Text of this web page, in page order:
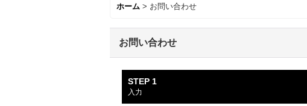
ホーム > お問い合わせ
お問い合わせ
STEP 1
入力